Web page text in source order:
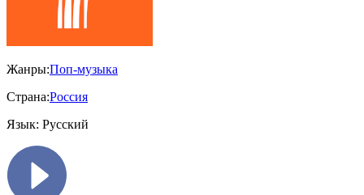
Жанры:Поп-музыка
Страна:Россия
Язык: Русский